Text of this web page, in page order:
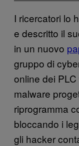
I ricercatori lo
e descritto il
in un nuovo
gruppo di
online dei
malware
riprogramma
bloccando i
gli hacker